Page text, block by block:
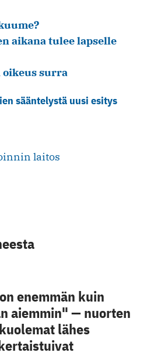
aikana tulee lapselle
surra
sääntelystä uusi esitys
laitos
enemmän kuin
aiemmin" — nuorten
lähes